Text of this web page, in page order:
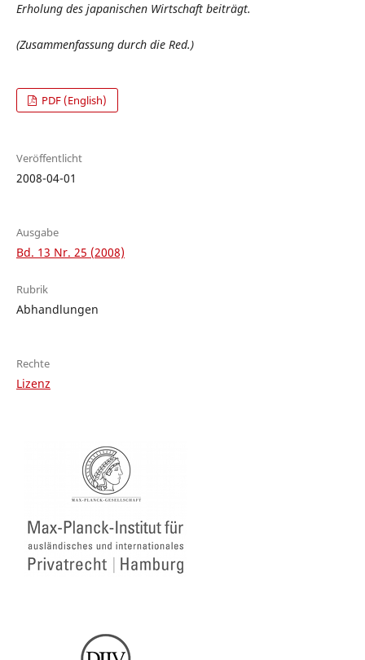
Erholung des japanischen Wirtschaft beiträgt.
(Zusammenfassung durch die Red.)
PDF (English)
Veröffentlicht
2008-04-01
Ausgabe
Bd. 13 Nr. 25 (2008)
Rubrik
Abhandlungen
Rechte
Lizenz